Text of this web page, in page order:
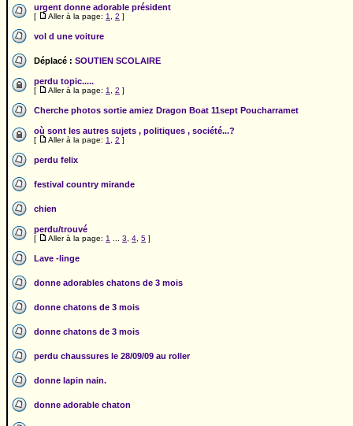
urgent donne adorable président
[ Aller à la page: 1 2 ]
vol d une voiture
Déplacé : SOUTIEN SCOLAIRE
perdu topic.....
[ Aller à la page: 1 2 ]
Cherche photos sortie amiez Dragon Boat 11sept Poucharramet
où sont les autres sujets , politiques , société...?
[ Aller à la page: 1 2 ]
perdu felix
festival country mirande
chien
perdu/trouvé
[ Aller à la page: 1 3 4 5 ]
Lave -linge
donne adorables chatons de 3 mois
donne chatons de 3 mois
donne chatons de 3 mois
perdu chaussures le 28/09/09 au roller
donne lapin nain.
donne adorable chaton